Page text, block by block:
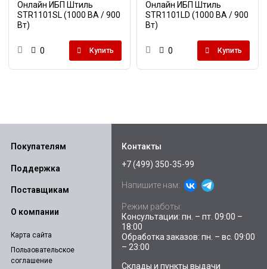
Онлайн ИБП Штиль
STR1101SL (1000 ВА / 900
Вт)
0 Купить
Онлайн ИБП Штиль
STR1101LD (1000 ВА / 900
Вт)
0 Купить
Покупателям
Поддержка
Поставщикам
О компании
Карта сайта
Пользовательское
соглашение
Контакты
+7 (499) 350-35-99
Напишите нам:
Режим работы:
Консультации: пн. – пт. 09:00 –
18:00
Обработка заказов: пн. – вс. 09:00
– 23:00
Склады и пункты выдачи